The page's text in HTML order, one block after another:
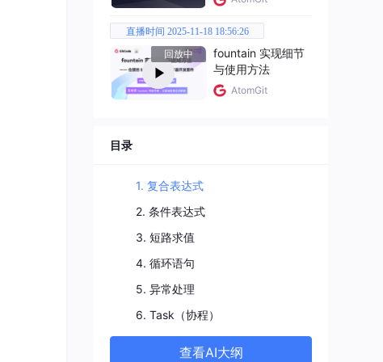
直播时间 2025-11-18 18:56:26
回放中
fountain 实现细节
与使用方法
AtomGit
目录
1. 复合表达式
2. 条件表达式
3. 短路求值
4. 循环语句
5. 异常处理
6. Task（协程）
查看AI大纲